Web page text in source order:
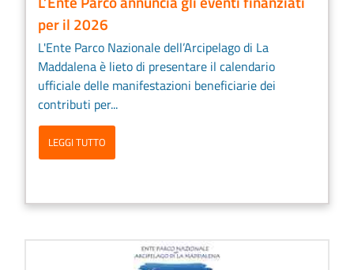
per il 2026
L'Ente Parco Nazionale dell’Arcipelago di La
Maddalena è lieto di presentare il calendario
ufficiale delle manifestazioni beneficiarie dei
contributi per...
LEGGI TUTTO